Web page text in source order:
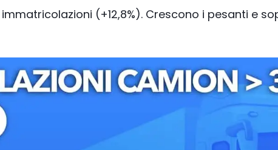
(+12,8%). Crescono i pesanti e